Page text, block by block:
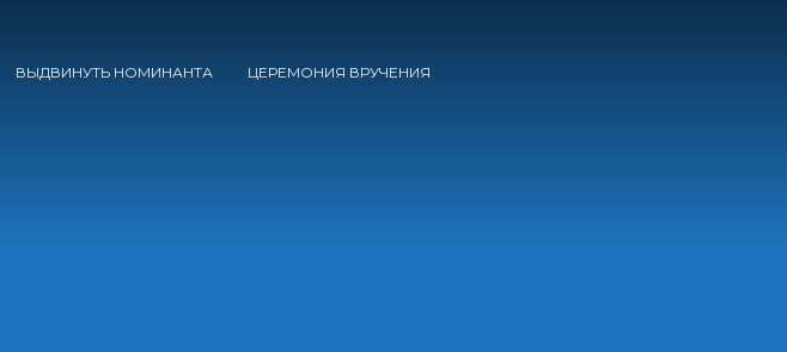
ВЫДВИНУТЬ НОМИНАНТА ЦЕРЕМОНИЯ ВРУЧЕНИЯ